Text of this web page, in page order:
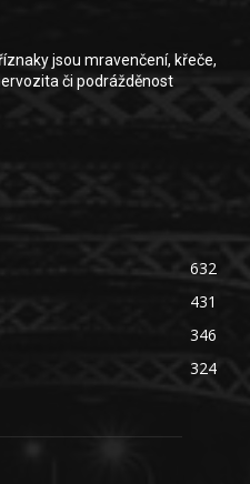
jsou mravenčení, křeče,
či podrážděnost
632
431
346
324